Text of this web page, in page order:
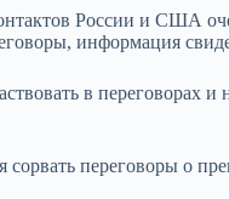
России и США
информация
в
сорвать переговоры о